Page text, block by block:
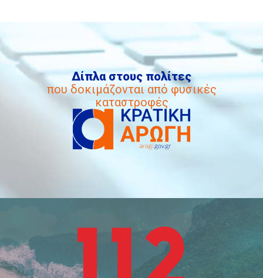
Δίπλα στους πολίτες
που δοκιμάζονται από φυσικές
καταστροφές